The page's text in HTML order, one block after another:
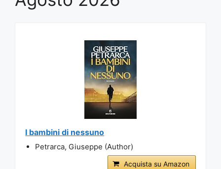
I bambini di nessuno
Petrarca, Giuseppe (Author)
Acquista su Amazon